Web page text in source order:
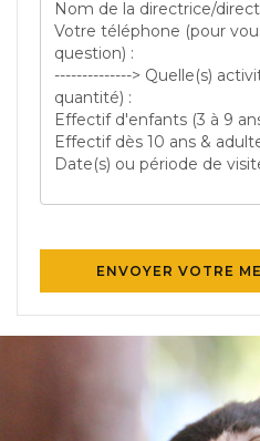
ENVOYER VOTRE